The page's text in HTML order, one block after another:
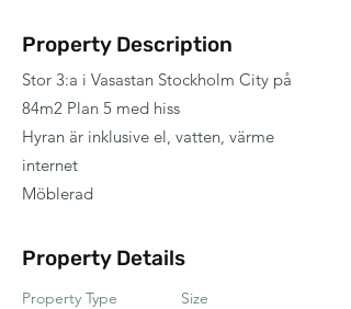
Property Description
Stor 3:a i Vasastan Stockholm City på
84m2 Plan 5 med hiss
Hyran är inklusive el, vatten, värme
internet
Möblerad
Property Details
Property Type
Size